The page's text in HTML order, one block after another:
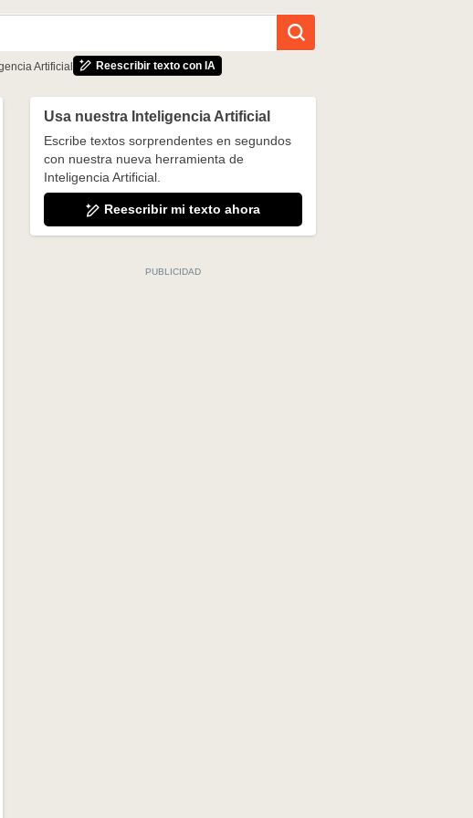
Artificial Reescribir texto con IA
Usa nuestra Inteligencia Artificial
Escribe textos sorprendentes en segundos
con nuestra nueva herramienta de
Inteligencia Artificial.
Reescribir mi texto ahora